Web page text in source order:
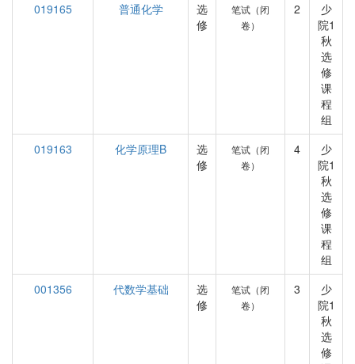
019165
普通化学
选
修
笔试（闭
卷）
2
少
院1
秋
选
修
课
程
组
019163
化学原理B
选
修
笔试（闭
卷）
4
少
院1
秋
选
修
课
程
组
001356
代数学基础
选
修
笔试（闭
卷）
3
少
院1
秋
选
修